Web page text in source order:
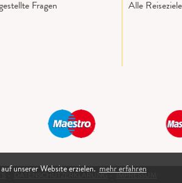
unserer Website erzielen. mehr erfahren
Fragen
Alle
- DATENSCHUTZERKLÄRUNG-IMPRESSUM